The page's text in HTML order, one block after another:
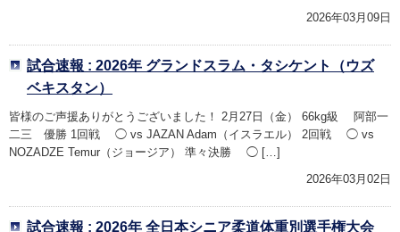
2026年03月09日
試合速報 : 2026年 グランドスラム・タシケント（ウズ
ベキスタン）
皆様のご声援ありがとうございました！ 2月27日（金） 66kg級 阿部一
二三 優勝 1回戦 ◯ vs JAZAN Adam（イスラエル） 2回戦 ◯ vs
NOZADZE Temur（ジョージア） 準々決勝 ◯ […]
2026年03月02日
試合速報 : 2026年 全日本シニア柔道体重別選手権大会